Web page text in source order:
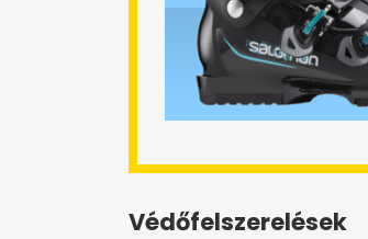
Védőfelszerelések